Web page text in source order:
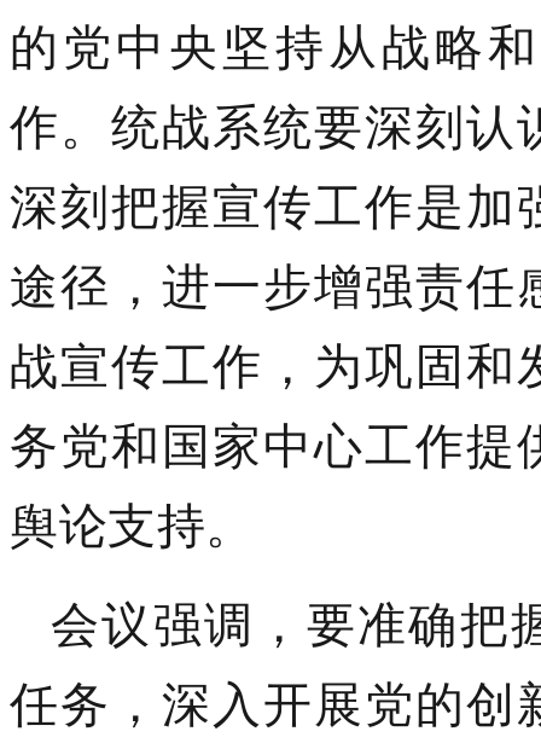
的党中央坚持从战略
作。统战系统要深刻认
深刻把握宣传工作是加
途径，进一步增强责
战宣传工作，为巩固
务党和国家中心工作
舆论支持。
会议强调，要准确把
任务，深入开展党的创